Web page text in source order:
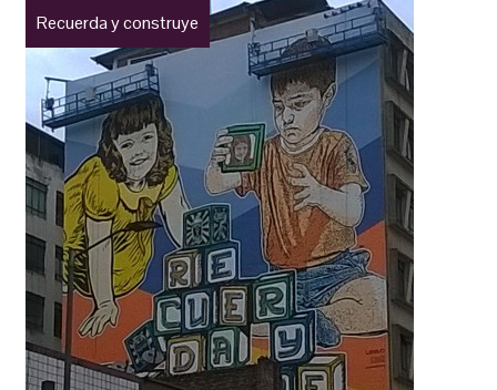
Recuerda y construye